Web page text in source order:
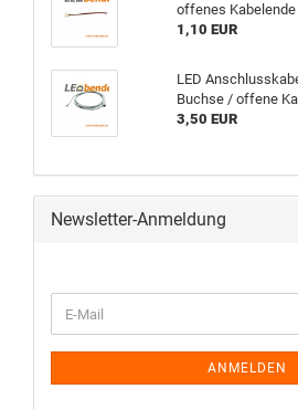
offenes
1,10 EUR
LED
Buchse / offene
3,50 EUR
Newsletter-Anmeldung
ANMELDEN